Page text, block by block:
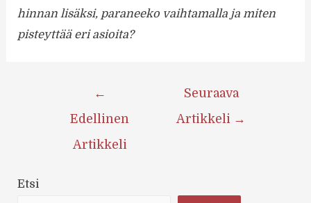
hinnan lisäksi, paraneeko vaihtamalla ja miten
pisteyttää eri asioita?
←
Edellinen
Artikkeli
Seuraava
Artikkeli →
Etsi